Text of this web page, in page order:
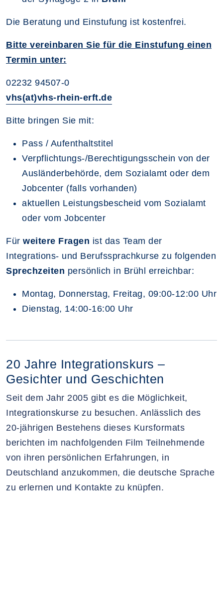
Die Beratung und Einstufung ist kostenfrei.
Bitte vereinbaren Sie für die Einstufung einen
Termin unter:
02232 94507-0
vhs(at)vhs-rhein-erft.de
Bitte bringen Sie mit:
Pass / Aufenthaltstitel
Verpflichtungs-/Berechtigungsschein von der
Ausländerbehörde, dem Sozialamt oder dem
Jobcenter (falls vorhanden)
aktuellen Leistungsbescheid vom Sozialamt
oder vom Jobcenter
Für weitere Fragen ist das Team der
Integrations- und Berufssprachkurse zu folgenden
Sprechzeiten persönlich in Brühl erreichbar:
Montag, Donnerstag, Freitag, 09:00-12:00 Uhr
Dienstag, 14:00-16:00 Uhr
20 Jahre Integrationskurs –
Gesichter und Geschichten
Seit dem Jahr 2005 gibt es die Möglichkeit,
Integrationskurse zu besuchen. Anlässlich des
20-jährigen Bestehens dieses Kursformats
berichten im nachfolgenden Film Teilnehmende
von ihren persönlichen Erfahrungen, in
Deutschland anzukommen, die deutsche Sprache
zu erlernen und Kontakte zu knüpfen.